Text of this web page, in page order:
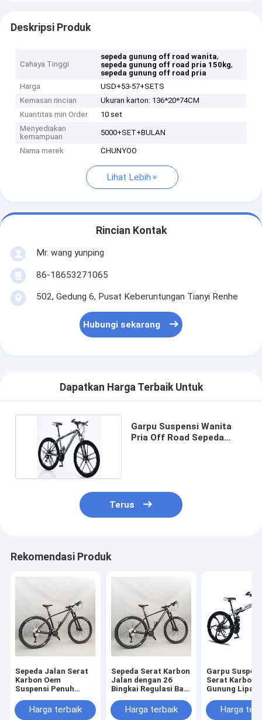
Deskripsi Produk
Cahaya Tinggi
sepeda gunung off road wanita,
sepeda gunung off road pria 150kg,
sepeda gunung off road pria
Harga
USD+53-57+SETS
Kemasan rincian
Ukuran karton: 136*20*74CM
Kuantitas min Order
10 set
Menyediakan
kemampuan
5000+SET+BULAN
Nama merek CHUNYOO
Lihat Lebih
Rincian Kontak
Mr. wang yunping
86-18653271065
502, Gedung 6, Pusat Keberuntungan Tianyi Renhe
Hubungi sekarang
Dapatkan Harga Terbaik Untuk
Garpu Suspensi Wanita
Pria Off Road Sepeda
Terus
Rekomendasi Produk
Sepeda Jalan Serat
Karbon Oem
Suspensi Penuh
BingkaiHarga terbaik
Sepeda Serat Karbon
Jalan dengan 26
Bingkai Regulasi Ban
PenuhHarga terbaik
Garpu
Serat Karbon
Gunung Lipat
Harga